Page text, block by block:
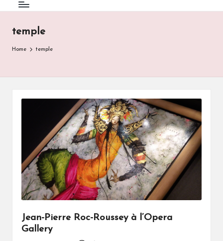
temple
Home temple
Jean-Pierre Roc-Roussey à l’Opera
Gallery